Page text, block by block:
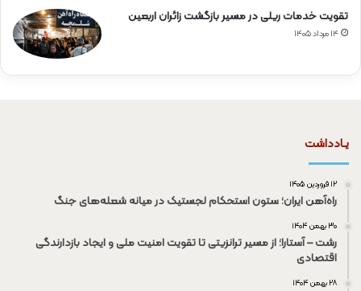
تقویت خدمات ریلی در مسیر بازگشت زائران اربعین
۱۴ مرداد ۱۴۰۵
یـادداشت
۱۲ فروردین ۱۴۰۵
راه‌آهن ایران؛ ستون استحکام لجستیک در میانه شعله‌های جنگ
۳۰ بهمن ۱۴۰۴
رشت – آستارا؛ از مسیر ترانزیتی تا تقویت امنیت ملی و ایجاد بازدارندگی
اقتصادی
۲۸ بهمن ۱۴۰۴